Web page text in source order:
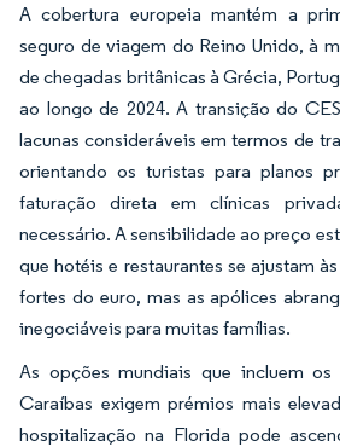
A cobertura europeia mantém a
seguro de viagem do Reino Unido, à
de chegadas britânicas à Grécia,
ao longo de 2024. A transição do
lacunas consideráveis em termos de
orientando os turistas para planos
faturação direta em clínicas
necessário. A sensibilidade ao preço
que hotéis e restaurantes se ajustam
fortes do euro, mas as apólices
inegociáveis para muitas famílias.
As opções mundiais que incluem
Caraíbas exigem prémios mais
hospitalização na Florida pode